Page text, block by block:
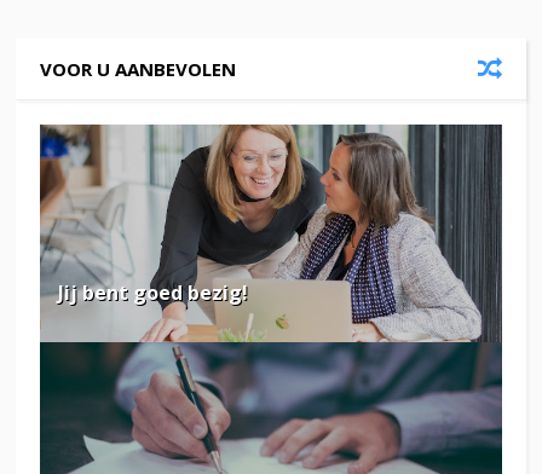
VOOR U AANBEVOLEN
Jij bent goed bezig!